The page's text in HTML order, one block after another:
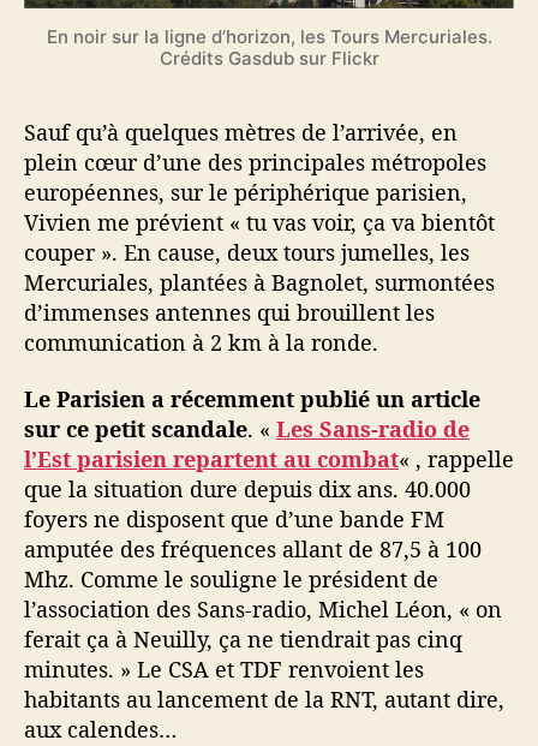
En noir sur la ligne d’horizon, les Tours Mercuriales.
Crédits Gasdub sur Flickr
Sauf qu’à quelques mètres de l’arrivée, en
plein cœur d’une des principales métropoles
européennes, sur le périphérique parisien,
Vivien me prévient « tu vas voir, ça va bientôt
couper ». En cause, deux tours jumelles, les
Mercuriales, plantées à Bagnolet, surmontées
d’immenses antennes qui brouillent les
communication à 2 km à la ronde.
Le Parisien a récemment publié un article
sur ce petit scandale. « Les Sans-radio de
l’Est parisien repartent au combat« , rappelle
que la situation dure depuis dix ans. 40.000
foyers ne disposent que d’une bande FM
amputée des fréquences allant de 87,5 à 100
Mhz. Comme le souligne le président de
l’association des Sans-radio, Michel Léon, « on
ferait ça à Neuilly, ça ne tiendrait pas cinq
minutes. » Le CSA et TDF renvoient les
habitants au lancement de la RNT, autant dire,
aux calendes…